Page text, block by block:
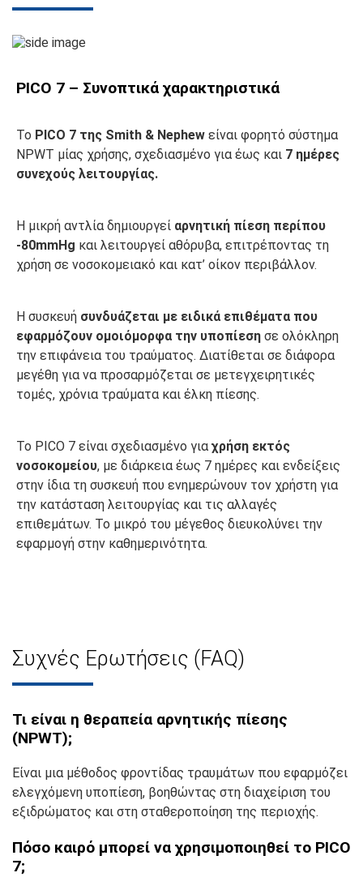
PICO 7 – Συνοπτικά χαρακτηριστικά
Το PICO 7 της Smith & Nephew είναι φορητό σύστημα
NPWT μίας χρήσης, σχεδιασμένο για έως και 7 ημέρες
συνεχούς λειτουργίας.
Η μικρή αντλία δημιουργεί αρνητική πίεση περίπου
-80mmHg και λειτουργεί αθόρυβα, επιτρέποντας τη
χρήση σε νοσοκομειακό και κατ’ οίκον περιβάλλον.
Η συσκευή συνδυάζεται με ειδικά επιθέματα που
εφαρμόζουν ομοιόμορφα την υποπίεση σε ολόκληρη
την επιφάνεια του τραύματος. Διατίθεται σε διάφορα
μεγέθη για να προσαρμόζεται σε μετεγχειρητικές
τομές, χρόνια τραύματα και έλκη πίεσης.
Το PICO 7 είναι σχεδιασμένο για χρήση εκτός
νοσοκομείου, με διάρκεια έως 7 ημέρες και ενδείξεις
στην ίδια τη συσκευή που ενημερώνουν τον χρήστη για
την κατάσταση λειτουργίας και τις αλλαγές
επιθεμάτων. Το μικρό του μέγεθος διευκολύνει την
εφαρμογή στην καθημερινότητα.
Συχνές Ερωτήσεις (FAQ)
Τι είναι η θεραπεία αρνητικής πίεσης
(NPWT);
Είναι μια μέθοδος φροντίδας τραυμάτων που εφαρμόζει
ελεγχόμενη υποπίεση, βοηθώντας στη διαχείριση του
εξιδρώματος και στη σταθεροποίηση της περιοχής.
Πόσο καιρό μπορεί να χρησιμοποιηθεί το PICO
7;